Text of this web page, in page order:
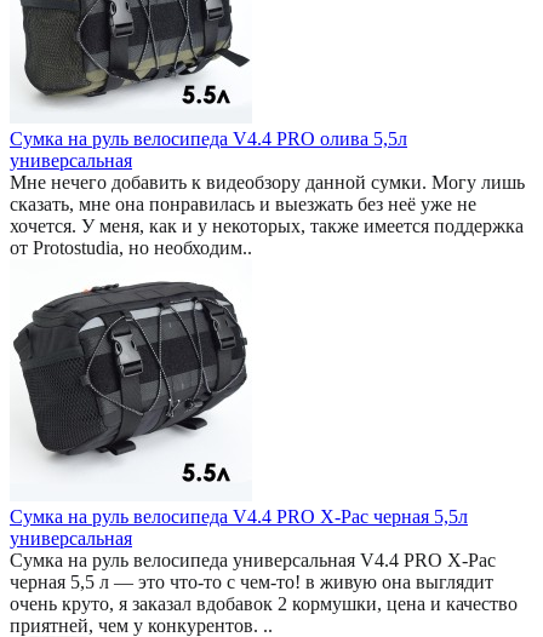
Сумка на руль велосипеда V4.4 PRO олива 5,5л
универсальная
Мне нечего добавить к видеобзору данной сумки. Могу лишь
сказать, мне она понравилась и выезжать без неё уже не
хочется. У меня, как и у некоторых, также имеется поддержка
от Protostudia, но необходим..
Сумка на руль велосипеда V4.4 PRO X-Pac черная 5,5л
универсальная
Сумка на руль велосипеда универсальная V4.4 PRO X-Pac
черная 5,5 л — это что-то с чем-то! в живую она выглядит
очень круто, я заказал вдобавок 2 кормушки, цена и качество
приятней, чем у конкурентов. ..